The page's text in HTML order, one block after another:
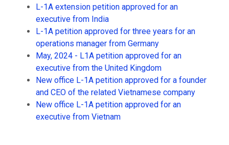
L-1A extension petition approved for an
executive from India
L-1A petition approved for three years for an
operations manager from Germany
May, 2024 - L1A petition approved for an
executive from the United Kingdom
New office L-1A petition approved for a founder
and CEO of the related Vietnamese company
New office L-1A petition approved for an
executive from Vietnam